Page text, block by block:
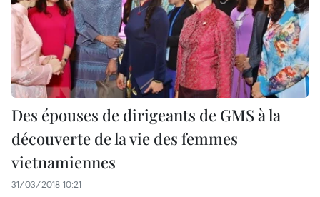
Des épouses de dirigeants de GMS à la
découverte de la vie des femmes
vietnamiennes
31/03/2018 10:21